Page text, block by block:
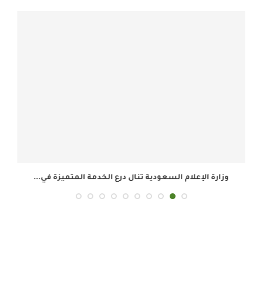
وزارة الإعلام السعودية تنال درع الخدمة المتميزة في...